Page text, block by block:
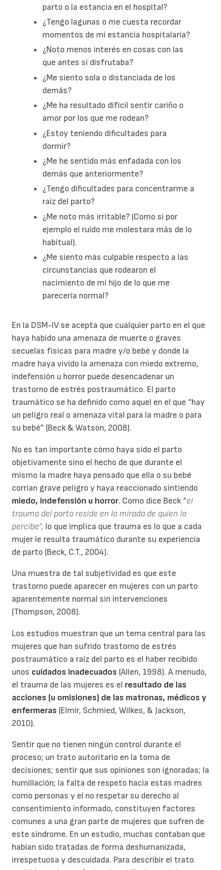
parto o la estancia en el hospital?
¿Tengo lagunas o me cuesta recordar
momentos de mi estancia hospitalaria?
¿Noto menos interés en cosas con las
que antes sí disfrutaba?
¿Me siento sola o distanciada de los
demás?
¿Me ha resultado difícil sentir cariño o
amor por los que me rodean?
¿Estoy teniendo dificultades para
dormir?
¿Me he sentido más enfadada con los
demás que anteriormente?
¿Tengo dificultades para concentrarme a
raíz del parto?
¿Me noto más irritable? (Como si por
ejemplo el ruido me molestara más de lo
habitual).
¿Me siento más culpable respecto a las
circunstancias que rodearon el
nacimiento de mi hijo de lo que me
parecería normal?
En la DSM-IV se acepta que cualquier parto en el que
haya habido una amenaza de muerte o graves
secuelas físicas para madre y/o bebé y donde la
madre haya vivido la amenaza con miedo extremo,
indefensión u horror puede desencadenar un
trastorno de estrés postraumático. El parto
traumático se ha definido como aquel en el que “hay
un peligro real o amenaza vital para la madre o para
su bebé” (Beck & Watson, 2008).
No es tan importante cómo haya sido el parto
objetivamente sino el hecho de que durante el
mismo la madre haya pensado que ella o su bebé
corrían grave peligro y haya reaccionado sintiendo
miedo, indefensión u horror. Como dice Beck “el
trauma del parto reside en la mirada de quien lo
percibe”, lo que implica que trauma es lo que a cada
mujer le resulta traumático durante su experiencia
de parto (Beck, C.T., 2004).
Una muestra de tal subjetividad es que este
trastorno puede aparecer en mujeres con un parto
aparentemente normal sin intervenciones
(Thompson, 2008).
Los estudios muestran que un tema central para las
mujeres que han sufrido trastorno de estrés
postraumático a raíz del parto es el haber recibido
unos cuidados inadecuados (Allen, 1998). A menudo,
el trauma de las mujeres es el resultado de las
acciones (u omisiones) de las matronas, médicos y
enfermeras (Elmir, Schmied, Wilkes, & Jackson,
2010).
Sentir que no tienen ningún control durante el
proceso; un trato autoritario en la toma de
decisiones; sentir que sus opiniones son ignoradas; la
humillación; la falta de respeto hacia estas madres
como personas y el no respetar su derecho al
consentimiento informado, constituyen factores
comunes a una gran parte de mujeres que sufren de
este síndrome. En un estudio, muchas contaban que
habían sido tratadas de forma deshumanizada,
irrespetuosa y descuidada. Para describir el trato